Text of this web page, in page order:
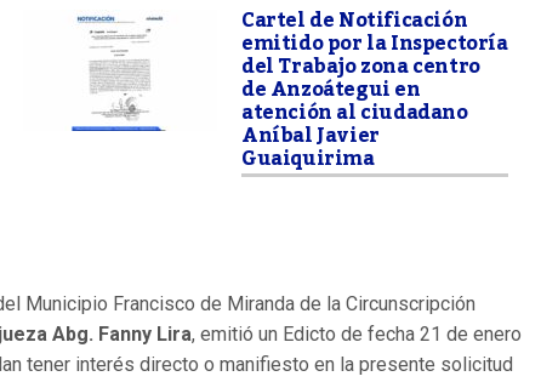
Cartel de Notificación
emitido por la Inspectoría
del Trabajo zona centro
de Anzoátegui en
atención al ciudadano
Aníbal Javier
Guaiquirima
Municipio Francisco de Miranda de la Circunscripción
jueza Abg. Fanny Lira, emitió un Edicto de fecha 21 de enero
tener interés directo o manifiesto en la presente solicitud